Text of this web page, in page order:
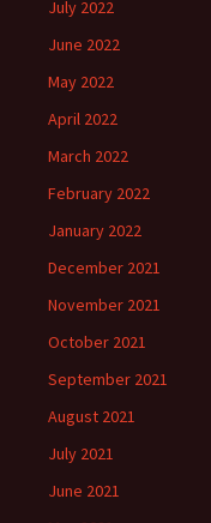
July 2022
June 2022
May 2022
April 2022
March 2022
February 2022
January 2022
December 2021
November 2021
October 2021
September 2021
August 2021
July 2021
June 2021